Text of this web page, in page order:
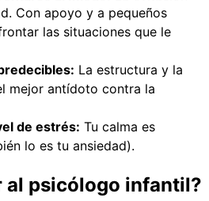
Con apoyo y a pequeños
las situaciones que le
La estructura y la
mejor antídoto contra la
de estrés: Tu calma es
lo es tu ansiedad).
al psicólogo infantil?